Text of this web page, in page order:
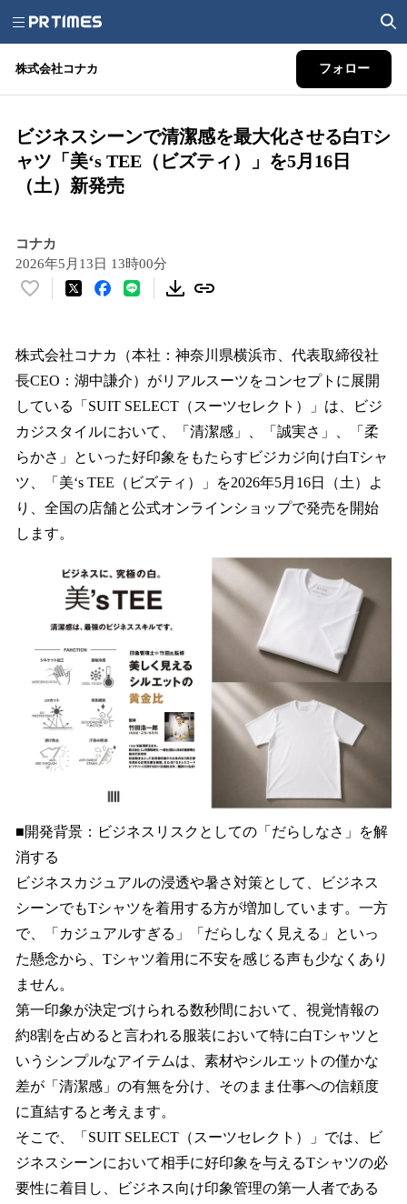
株式会社コナカ フォロー
ビジネスシーンで清潔感を最大化させる白Tシ
ャツ「美‘s TEE（ビズティ）」を5月16日
（土）新発売
コナカ
2026年5月13日 13時00分
い
！
数
読
み
込
み
中
す
株式会社コナカ（本社：神奈川県横浜市、代表取締役社
長CEO：湖中謙介）がリアルスーツをコンセプトに展開
している「SUIT SELECT（スーツセレクト）」は、ビジ
カジスタイルにおいて、「清潔感」、「誠実さ」、「柔
らかさ」といった好印象をもたらすビジカジ向け白Tシャ
ツ、「美‘s TEE（ビズティ）」を2026年5月16日（土）よ
り、全国の店舗と公式オンラインショップで発売を開始
します。
■開発背景：ビジネスリスクとしての「だらしなさ」を解
消する
ビジネスカジュアルの浸透や暑さ対策として、ビジネス
シーンでもTシャツを着用する方が増加しています。一方
で、「カジュアルすぎる」「だらしなく見える」といっ
た懸念から、Tシャツ着用に不安を感じる声も少なくあり
ません。
第一印象が決定づけられる数秒間において、視覚情報の
約8割を占めると言われる服装において特に白Tシャツと
いうシンプルなアイテムは、素材やシルエットの僅かな
差が「清潔感」の有無を分け、そのまま仕事への信頼度
に直結すると考えます。
そこで、「SUIT SELECT（スーツセレクト）」では、ビ
ジネスシーンにおいて相手に好印象を与えるTシャツの必
要性に着目し、ビジネス向け印象管理の第一人者である